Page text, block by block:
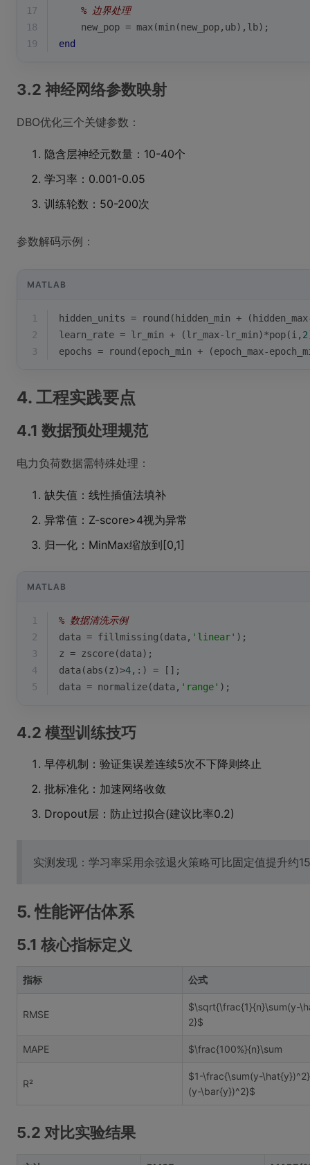
17
% 边界处理
18
    new_pop =
max(min (new_pop,ub),lb);
19
end
3.2 神经网络参数映射
DBO优化三个关键参数：
隐含层神经元数量：10-40个
学习率：0.001-0.05
训练轮数：50-200次
参数解码示例：
MATLAB
1 hidden_units = round (hidden_min +
2
learn_rate = lr_min + (lr_max-lr_min)*pop( i , 2
3
epochs = round (epoch_min + (epoch_max-
4. 工程实践要点
4.1 数据预处理规范
电力负荷数据需特殊处理：
缺失值：线性插值法填补
异常值：Z-score>4视为异常
归一化：MinMax缩放到[0,1]
MATLAB
1
% 数据清洗示例
2
data = fillmissing(data, 'linear' );
3
z = zscore(data);
4
data(abs (z)>4,:) = [];
5
data = normalize(data, 'range' );
4.2 模型训练技巧
早停机制：验证集误差连续5次不下降则终止
批标准化：加速网络收敛
Dropout层：防止过拟合(建议比率0.2)
实测发现：学习率采用余弦退火策略可比固定值提升约
5. 性能评估体系
5.1 核心指标定义
指标 公式
RMSE
$\sqrt{\frac{1}{n}\sum(y-
2}$
MAPE $\frac{100%}{n}\sum
R²
$1-\frac{\sum(y-
(y-\bar{y})^2}$
5.2 对比实验结果